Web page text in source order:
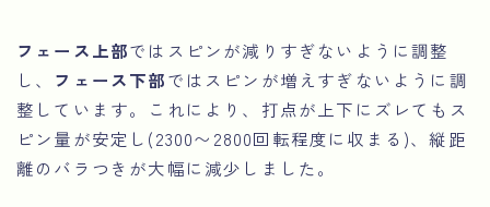
フェース上部ではスピンが減りすぎないように調整
し、 フェース下部ではスピンが増えすぎないように調
整しています。これにより、打点が上下にズレてもス
ピン量が安定し(2300〜2800回転程度に収まる)、縦距
離のバラつきが大幅に減少しました。